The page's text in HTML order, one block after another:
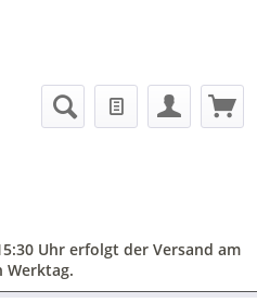
Uhr erfolgt der Versand am
Werktag.